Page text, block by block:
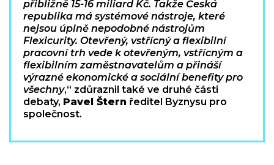
přibližně 15-16 miliard Kč. Takže Česká
republika má systémové nástroje, které
nejsou úplně nepodobné nástrojům
Flexicurity. Otevřený, vstřícný a flexibilní
pracovní trh vede k otevřeným, vstřícným a
flexibilním zaměstnavatelům a přináší
výrazné ekonomické a sociální benefity pro
všechny,“ zdůraznil také ve druhé části
debaty, Pavel Štern ředitel Byznysu pro
společnost.